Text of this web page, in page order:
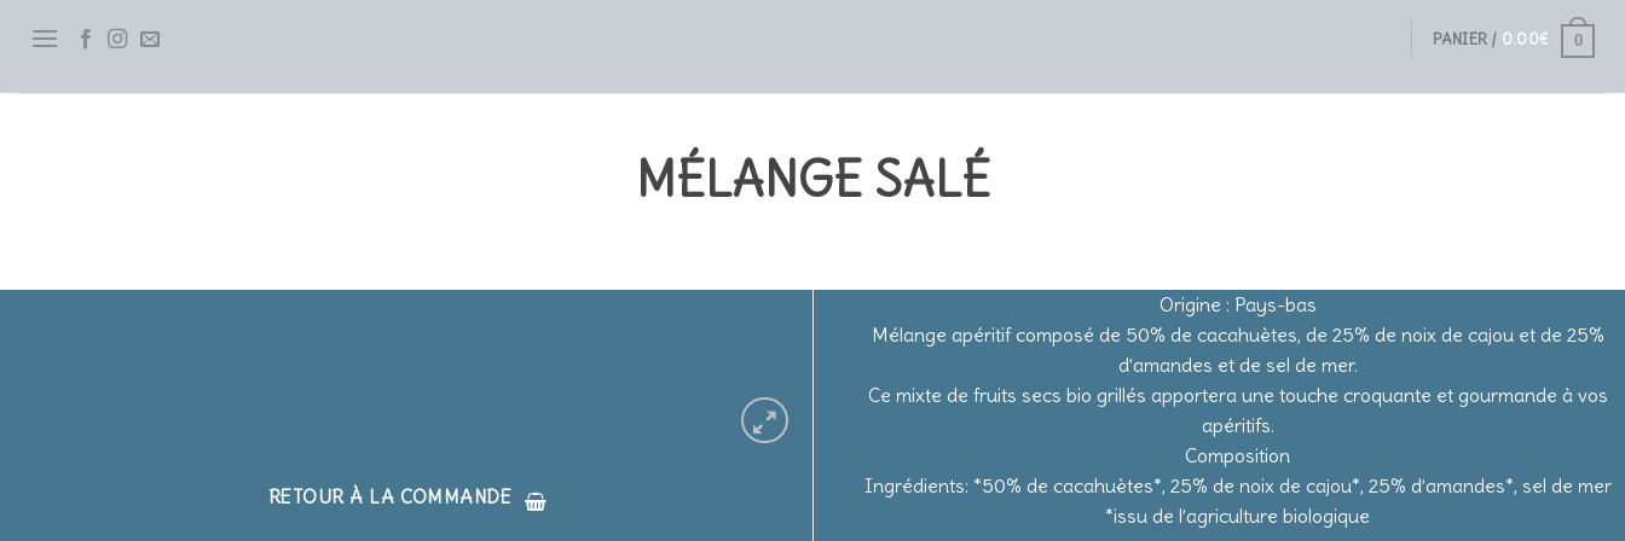
PANIER / 0.00€ 0
MÉLANGE SALÉ
RETOUR À LA COMMANDE
Origine : Pays-bas
Mélange apéritif composé de 50% de cacahuètes, de 25% de noix de cajou et de 25%
d’amandes et de sel de mer.
Ce mixte de fruits secs bio grillés apportera une touche croquante et gourmande à vos
apéritifs.
Composition
Ingrédients: *50% de cacahuètes*, 25% de noix de cajou*, 25% d’amandes*, sel de mer
*issu de l’agriculture biologique